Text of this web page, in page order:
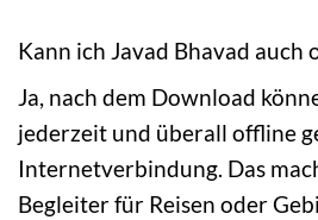
Kann ich Javad Bhavad auch
Ja, nach dem Download
jederzeit und überall offline
Internetverbindung. Das
Begleiter für Reisen oder